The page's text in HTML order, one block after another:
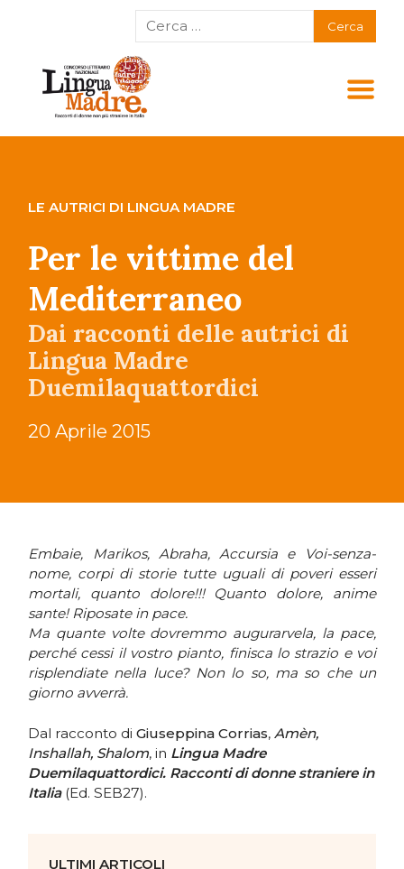
LE AUTRICI DI LINGUA MADRE
Per le vittime del
Mediterraneo
Dai racconti delle autrici di
Lingua Madre
Duemilaquattordici
20 Aprile 2015
Embaie, Marikos, Abraha, Accursia e Voi-senza-
nome, corpi di storie tutte uguali di poveri esseri
mortali, quanto dolore!!! Quanto dolore, anime
sante! Riposate in pace.
Ma quante volte dovremmo augurarvela, la pace,
perché cessi il vostro pianto, finisca lo strazio e voi
risplendiate nella luce? Non lo so, ma so che un
giorno avverrà.
Dal racconto diGiuseppina Corrias,Amèn,
Inshallah, Shalom, in Lingua Madre
Duemilaquattordici. Racconti di donne straniere in
Italia(Ed. SEB27).
ULTIMI ARTICOLI